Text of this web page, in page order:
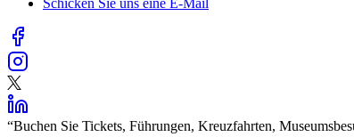
“Buchen Sie Tickets, Führungen, Kreuzfahrten,